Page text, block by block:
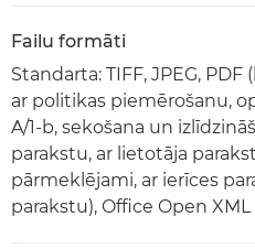
Failu formāti
Standarta: TIFF, JPEG,
ar politikas piemērošanu,
A/1-b, sekošana un
parakstu, ar lietotāja
pārmeklējami, ar ierīces
parakstu), Office Open